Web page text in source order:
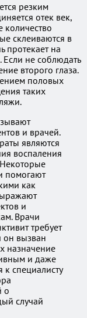
резким
отек век,
склеиваются в
протекает на
Если не соблюдать
второго глаза.
половых
таких
и врачей.
являются
воспаления
помогают
как
и
Врачи
требует
он вызван
назначение
и даже
специалисту
о
случай